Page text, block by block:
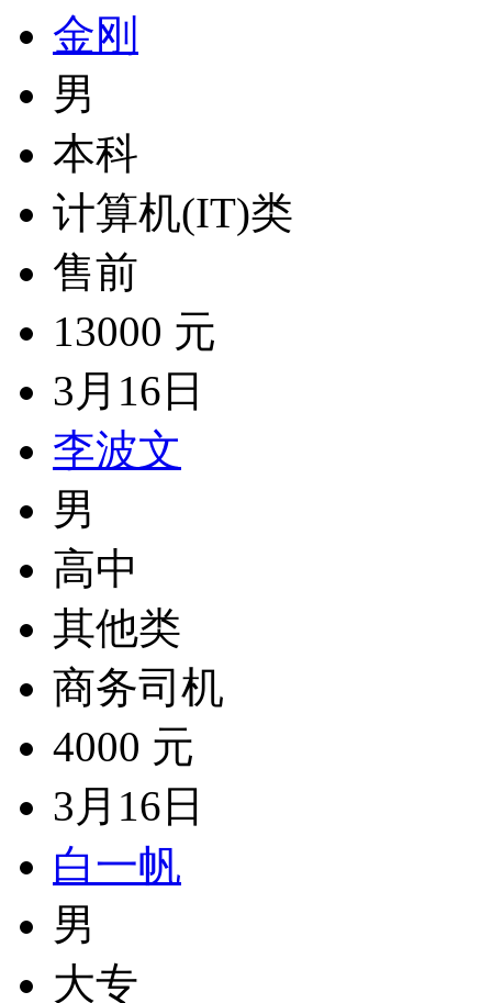
金刚
男
本科
计算机(IT)类
售前
13000 元
3月16日
李波文
男
高中
其他类
商务司机
4000 元
3月16日
白一帆
男
大专